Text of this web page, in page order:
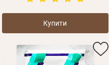
Купити